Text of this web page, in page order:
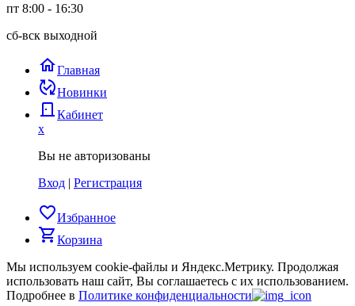
пт 8:00 - 16:30
сб-вск выходной
homeГлавная
published_with_changesНовинки
door_back Кабинет
x
Вы не авторизованы
Вход | Регистрация
favorite_borderИзбранное
shopping_cartКорзина
Мы используем cookie-файлы и Яндекс.Метрику. Продолжая
использовать наш сайт, Вы соглашаетесь с их использованием.
Подробнее в Политике конфиденциальности